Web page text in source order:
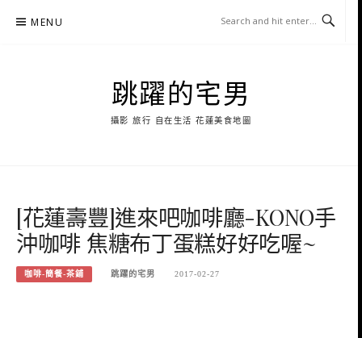
MENU
跳躍的宅男
攝影 旅行 自在生活 花蓮美食地圖
[花蓮壽豐]進來吧咖啡廳-KONO手
沖咖啡 焦糖布丁蛋糕好好吃喔~
咖啡-簡餐-茶鋪 跳躍的宅男 2017-02-27